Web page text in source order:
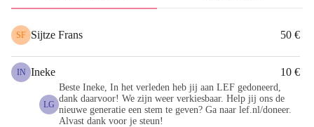
SF Sijtze Frans 50 €
IN Ineke 10 €
LG
Beste Ineke, In het verleden heb jij aan LEF gedoneerd,
dank daarvoor! We zijn weer verkiesbaar. Help jij ons de
nieuwe generatie een stem te geven? Ga naar lef.nl/doneer.
Alvast dank voor je steun!